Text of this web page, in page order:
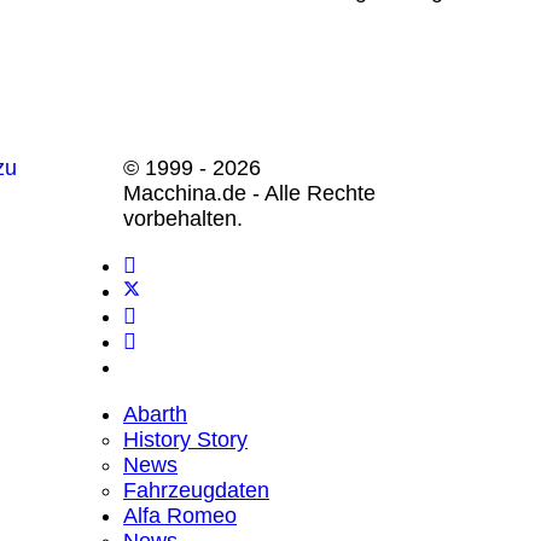
© 1999 - 2026
Macchina.de - Alle Rechte
vorbehalten.
Abarth
History Story
News
Fahrzeugdaten
Alfa Romeo